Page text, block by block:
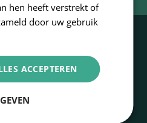
hen heeft verstrekt of
door uw gebruik
ACCEPTEREN